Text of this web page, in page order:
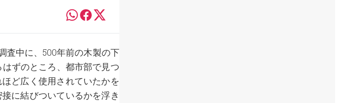
査中に、500年前の木製の下
ずのところ、都市部で見つ
ど広く使用されていたかを
に結びついているかを浮き